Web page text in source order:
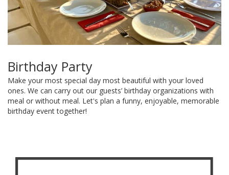
Birthday Party
Make your most special day most beautiful with your loved
ones. We can carry out our guests’ birthday organizations with
meal or without meal. Let's plan a funny, enjoyable, memorable
birthday event together!